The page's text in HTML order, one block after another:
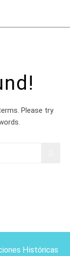
Please try
Históricas